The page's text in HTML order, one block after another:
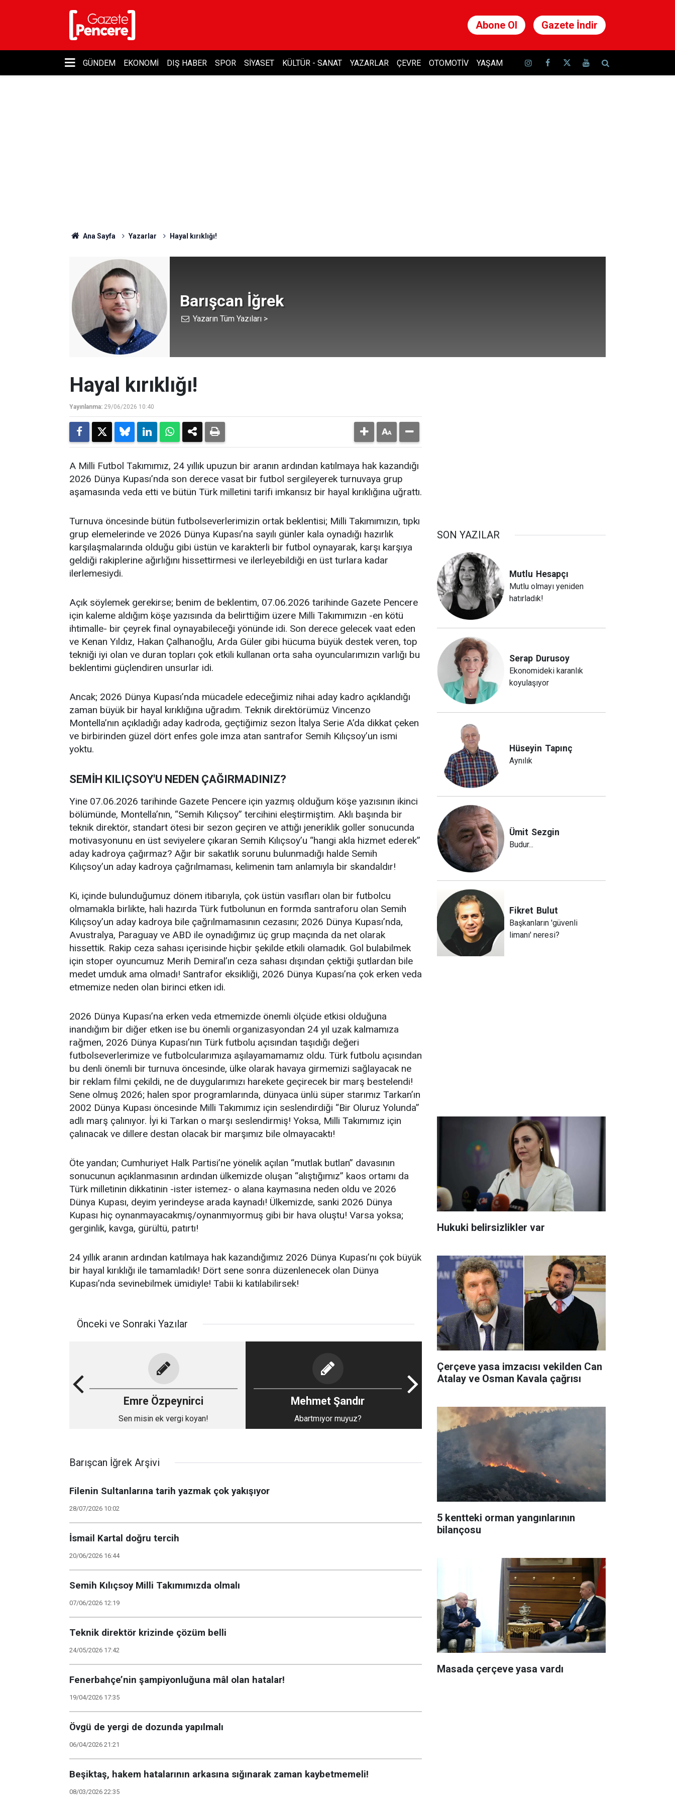
Abone Ol Gazete İndir
GÜNDEM EKONOMI DIŞ HABER SPOR SIYASET KÜLTÜR - SANAT YAZARLAR ÇEVRE OTOMOTIV YAŞAM
Ana Sayfa Yazarlar Hayal kırıklığı!
Barışcan İğrek
Yazarın Tüm Yazıları >
Hayal kırıklığı!
Yayınlanma: 29/06/2026 10:40
A Milli Futbol Takımımız, 24 yıllık upuzun bir aranın ardından katılmaya hak kazandığı
2026 Dünya Kupası’nda son derece vasat bir futbol sergileyerek turnuvaya grup
aşamasında veda etti ve bütün Türk milletini tarifi imkansız bir hayal kırıklığına uğrattı.
Turnuva öncesinde bütün futbolseverlerimizin ortak beklentisi; Milli Takımımızın, tıpkı
grup elemelerinde ve 2026 Dünya Kupası’na sayılı günler kala oynadığı hazırlık
karşılaşmalarında olduğu gibi üstün ve karakterli bir futbol oynayarak, karşı karşıya
geldiği rakiplerine ağırlığını hissettirmesi ve ilerleyebildiği en üst turlara kadar
ilerlemesiydi.
Açık söylemek gerekirse; benim de beklentim, 07.06.2026 tarihinde Gazete Pencere
için kaleme aldığım köşe yazısında da belirttiğim üzere Milli Takımımızın -en kötü
ihtimalle- bir çeyrek final oynayabileceği yönünde idi. Son derece gelecek vaat eden
ve Kenan Yıldız, Hakan Çalhanoğlu, Arda Güler gibi hücuma büyük destek veren, top
tekniği iyi olan ve duran topları çok etkili kullanan orta saha oyuncularımızın varlığı bu
beklentimi güçlendiren unsurlar idi.
Ancak; 2026 Dünya Kupası’nda mücadele edeceğimiz nihai aday kadro açıklandığı
zaman büyük bir hayal kırıklığına uğradım. Teknik direktörümüz Vincenzo
Montella’nın açıkladığı aday kadroda, geçtiğimiz sezon İtalya Serie A’da dikkat çeken
ve birbirinden güzel dört enfes gole imza atan santrafor Semih Kılıçsoy’un ismi
yoktu.
SEMİH KILIÇSOY'U NEDEN ÇAĞIRMADINIZ?
Yine 07.06.2026 tarihinde Gazete Pencere için yazmış olduğum köşe yazısının ikinci
bölümünde, Montella’nın, “Semih Kılıçsoy” tercihini eleştirmiştim. Aklı başında bir
teknik direktör, standart ötesi bir sezon geçiren ve attığı jeneriklik goller sonucunda
motivasyonunu en üst seviyelere çıkaran Semih Kılıçsoy’u “hangi akla hizmet ederek”
aday kadroya çağırmaz? Ağır bir sakatlık sorunu bulunmadığı halde Semih
Kılıçsoy’un aday kadroya çağrılmaması, kelimenin tam anlamıyla bir skandaldır!
Ki, içinde bulunduğumuz dönem itibarıyla, çok üstün vasıfları olan bir futbolcu
olmamakla birlikte, hali hazırda Türk futbolunun en formda santraforu olan Semih
Kılıçsoy’un aday kadroya bile çağrılmamasının cezasını; 2026 Dünya Kupası’nda,
Avustralya, Paraguay ve ABD ile oynadığımız üç grup maçında da net olarak
hissettik. Rakip ceza sahası içerisinde hiçbir şekilde etkili olamadık. Gol bulabilmek
için stoper oyuncumuz Merih Demiral’ın ceza sahası dışından çektiği şutlardan bile
medet umduk ama olmadı! Santrafor eksikliği, 2026 Dünya Kupası’na çok erken veda
etmemize neden olan birinci etken idi.
2026 Dünya Kupası’na erken veda etmemizde önemli ölçüde etkisi olduğuna
inandığım bir diğer etken ise bu önemli organizasyondan 24 yıl uzak kalmamıza
rağmen, 2026 Dünya Kupası’nın Türk futbolu açısından taşıdığı değeri
futbolseverlerimize ve futbolcularımıza aşılayamamamız oldu. Türk futbolu açısından
bu denli önemli bir turnuva öncesinde, ülke olarak havaya girmemizi sağlayacak ne
bir reklam filmi çekildi, ne de duygularımızı harekete geçirecek bir marş bestelendi!
Sene olmuş 2026; halen spor programlarında, dünyaca ünlü süper starımız Tarkan’ın
2002 Dünya Kupası öncesinde Milli Takımımız için seslendirdiği “Bir Oluruz Yolunda”
adlı marş çalınıyor. İyi ki Tarkan o marşı seslendirmiş! Yoksa, Milli Takımımız için
çalınacak ve dillere destan olacak bir marşımız bile olmayacaktı!
Öte yandan; Cumhuriyet Halk Partisi’ne yönelik açılan “mutlak butlan” davasının
sonucunun açıklanmasının ardından ülkemizde oluşan “alıştığımız” kaos ortamı da
Türk milletinin dikkatinin -ister istemez- o alana kaymasına neden oldu ve 2026
Dünya Kupası, deyim yerindeyse arada kaynadı! Ülkemizde, sanki 2026 Dünya
Kupası hiç oynanmayacakmış/oynanmıyormuş gibi bir hava oluştu! Varsa yoksa;
gerginlik, kavga, gürültü, patırtı!
24 yıllık aranın ardından katılmaya hak kazandığımız 2026 Dünya Kupası’nı çok büyük
bir hayal kırıklığı ile tamamladık! Dört sene sonra düzenlenecek olan Dünya
Kupası’nda sevinebilmek ümidiyle! Tabii ki katılabilirsek!
Önceki ve Sonraki Yazılar
Emre Özpeynirci
Sen misin ek vergi koyan!
Mehmet Şandır
Abartmıyor muyuz?
Barışcan İğrek Arşivi
Filenin Sultanlarına tarih yazmak çok yakışıyor
28/07/2026 10:02
İsmail Kartal doğru tercih
20/06/2026 16:44
Semih Kılıçsoy Milli Takımımızda olmalı
07/06/2026 12:19
Teknik direktör krizinde çözüm belli
24/05/2026 17:42
Fenerbahçe’nin şampiyonluğuna mâl olan hatalar!
19/04/2026 17:35
Övgü de yergi de dozunda yapılmalı
06/04/2026 21:21
Beşiktaş, hakem hatalarının arkasına sığınarak zaman kaybetmemeli!
08/03/2026 22:35
SON YAZILAR
Mutlu Hesapçı
Mutlu olmayı yeniden
hatırladık!
Serap Durusoy
Ekonomideki karanlık
koyulaşıyor
Hüseyin Tapınç
Aynılık
Ümit Sezgin
Budur...
Fikret Bulut
Başkanların 'güvenli
limanı' neresi?
Hukuki belirsizlikler var
Çerçeve yasa imzacısı vekilden Can
Atalay ve Osman Kavala çağrısı
5 kentteki orman yangınlarının
bilançosu
Masada çerçeve yasa vardı